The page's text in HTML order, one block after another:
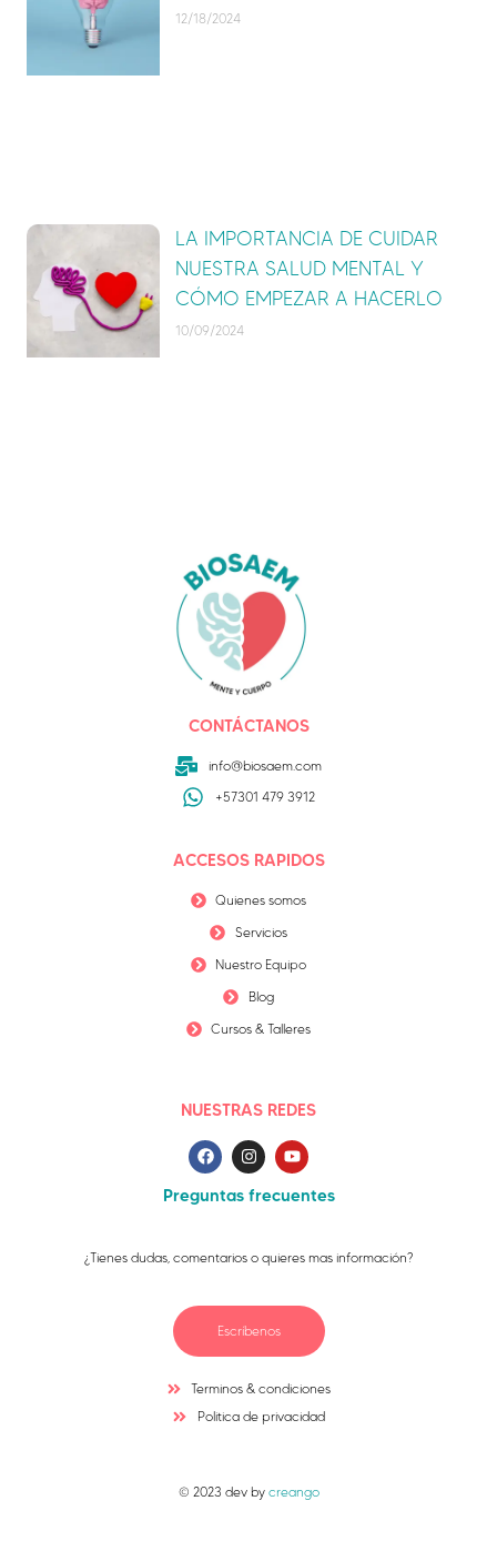
12/18/2024
LA IMPORTANCIA DE CUIDAR
NUESTRA SALUD MENTAL Y
CÓMO EMPEZAR A HACERLO
10/09/2024
CONTÁCTANOS
info@biosaem.com
+57301 479 3912
ACCESOS RAPIDOS
Quienes somos
Servicios
Nuestro Equipo
Blog
Cursos & Talleres
NUESTRAS REDES
Preguntas frecuentes
¿Tienes dudas, comentarios o quieres mas información?
Escríbenos
Terminos & condiciones
Politica de privacidad
© 2023 dev by creango